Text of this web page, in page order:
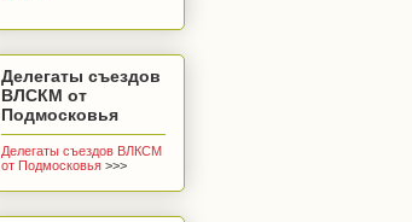
Делегаты съездов
ВЛСКМ от
Подмосковья
Делегаты съездов ВЛКСМ
от Подмосковья >>>